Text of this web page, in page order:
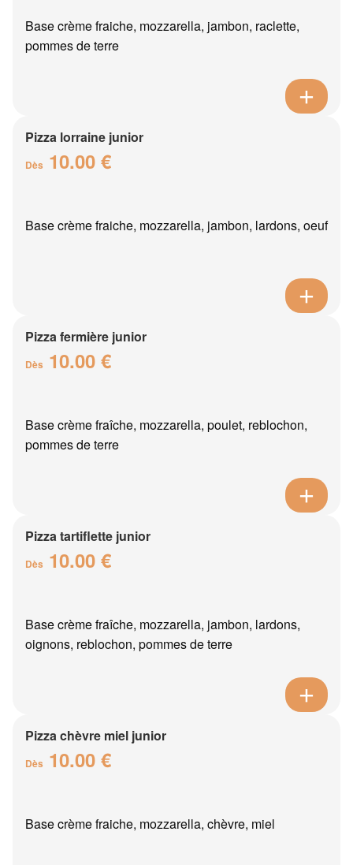
Base crème fraiche, mozzarella, jambon, raclette,
pommes de terre
Pizza lorraine junior
Dès 10.00 €
Base crème fraiche, mozzarella, jambon, lardons, oeuf
Pizza fermière junior
Dès 10.00 €
Base crème fraîche, mozzarella, poulet, reblochon,
pommes de terre
Pizza tartiflette junior
Dès 10.00 €
Base crème fraîche, mozzarella, jambon, lardons,
oignons, reblochon, pommes de terre
Pizza chèvre miel junior
Dès 10.00 €
Base crème fraiche, mozzarella, chèvre, miel